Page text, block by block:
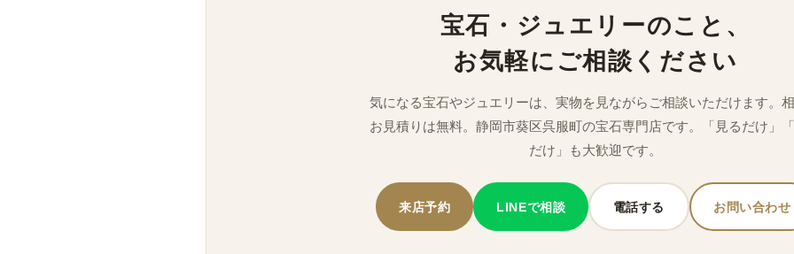
宝石・ジュエリーのこと、
お気軽にご相談ください
気になる宝石やジュエリーは、実物を見ながらご相談いただけます。
お見積りは無料。静岡市葵区呉服町の宝石専門店です。「見るだけ」
だけ」も大歓迎です。
来店予約 LINEで相談 電話する お問い合わせ